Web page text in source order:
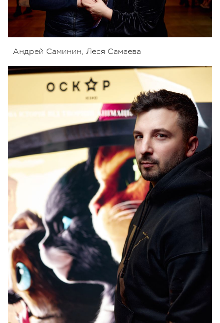
Андрей Саминин, Леся Самаева